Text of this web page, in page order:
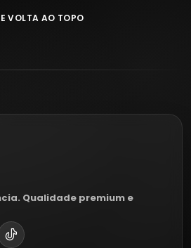
VOLTA AO TOPO
Qualidade premium e